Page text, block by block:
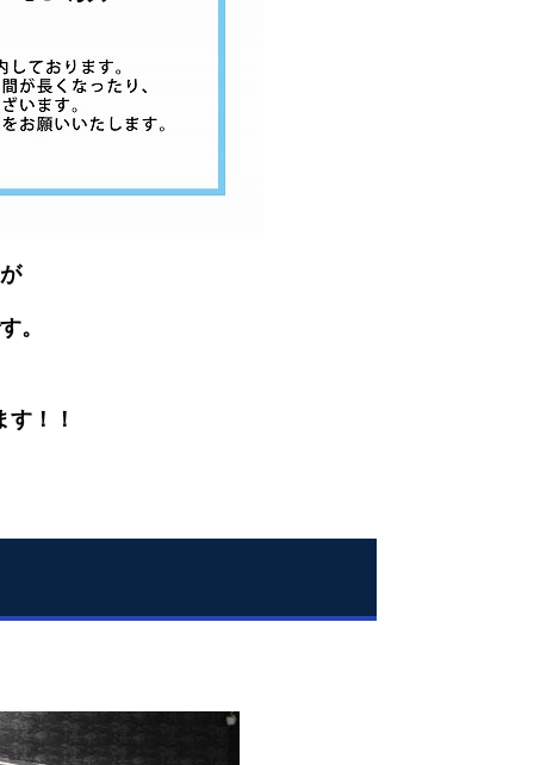
。
！！